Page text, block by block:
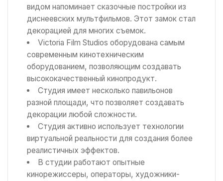
видом напоминает сказочные постройки из
диснеевских мультфильмов. Этот замок стал
декорацией для многих съемок.
Victoria Film Studios оборудована самым
современным кинотехническим
оборудованием, позволяющим создавать
высококачественный кинопродукт.
Студия имеет несколько павильонов
разной площади, что позволяет создавать
декорации любой сложности.
Студия активно использует технологии
виртуальной реальности для создания более
реалистичных эффектов.
В студии работают опытные
кинорежиссеры, операторы, художники-